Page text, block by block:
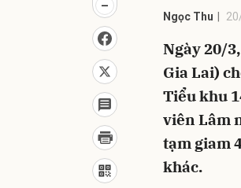
Ngọc Thu
Ngày 20/
Gia Lai)
Tiểu khu
viên Lâm
tạm giam
khác.